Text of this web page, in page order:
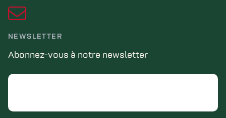
NEWSLETTER
Abonnez-vous à notre newsletter
Email